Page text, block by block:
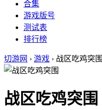
合集
游戏版号
测试表
排行榜
切游网 › 游戏 › 战区吃鸡突围
战区吃鸡突围